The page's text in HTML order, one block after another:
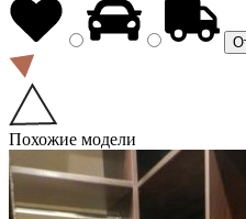
Похожие модели